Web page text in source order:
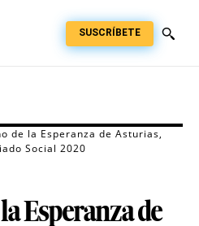
SUSCRÍBETE
de la Esperanza de Asturias,
Social 2020
Esperanza de